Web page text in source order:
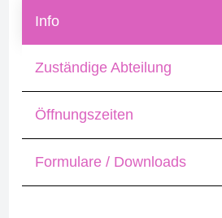
Info
Zuständige Abteilung
Öffnungszeiten
Formulare / Downloads